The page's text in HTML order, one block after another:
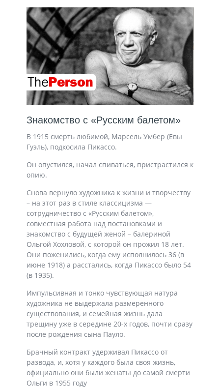
Знакомство с «Русским балетом»
В 1915 смерть любимой, Марсель Умбер (Евы
Гуэль), подкосила Пикассо.
Он опустился, начал спиваться, пристрастился к
опию.
Снова вернуло художника к жизни и творчеству
– на этот раз в стиле классицизма —
сотрудничество с «Русским балетом»,
совместная работа над постановками и
знакомство с будущей женой – балериной
Ольгой Хохловой, с которой он прожил 18 лет.
Они поженились, когда ему исполнилось 36 (в
июне 1918) а расстались, когда Пикассо было 54
(в 1935).
Импульсивная и тонко чувствующая натура
художника не выдержала размеренного
существования, и семейная жизнь дала
трещину уже в середине 20-х годов, почти сразу
после рождения сына Пауло.
Брачный контракт удерживал Пикассо от
развода, и, хотя у каждого была своя жизнь,
официально они были женаты до самой смерти
Ольги в 1955 году